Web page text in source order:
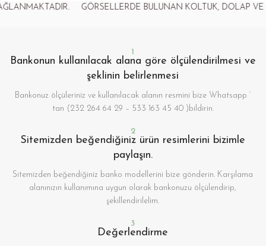
GÖRSELLERDE BULUNAN KOLTUK, DOLAP VE
1
Bankonun kullanılacak alana göre ölçülendirilmesi ve
şeklinin belirlenmesi
Bankonuz ölçüleriniz ve kullanılacak alanın resmini bize Whatsapp ‘
tan (232 264 64 29 – 533 163 45 40 )bildirin.
2
Sitemizden beğendiğiniz ürün resimlerini bizimle
paylaşın.
Sitemizden beğendiğiniz banko modellerini bize gönderin. Karşılama
alanınızın kullanımına uygun olarak bankonuzu ölçülendirip,
şekillendirilelim.
3
Değerlendirme